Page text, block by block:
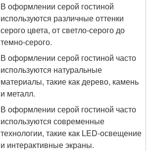
В оформлении серой гостиной
используются различные оттенки
серого цвета, от светло-серого до
темно-серого.
В оформлении серой гостиной часто
используются натуральные
материалы, такие как дерево, камень
и металл.
В оформлении серой гостиной часто
используются современные
технологии, такие как LED-освещение
и интерактивные экраны.